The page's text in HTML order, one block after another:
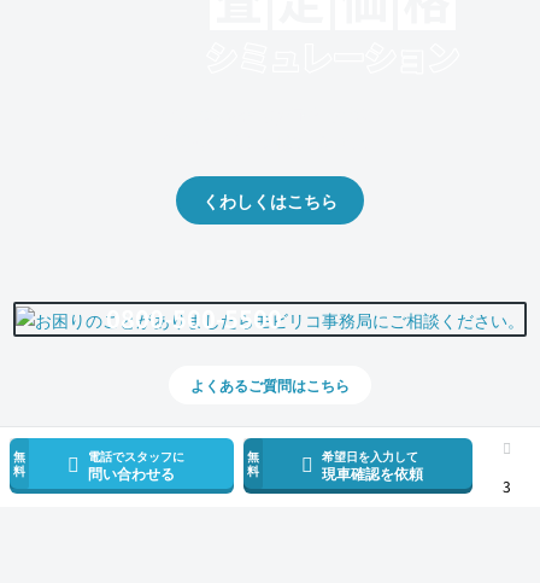
無
料
電話でスタッフに
問い合わせる
無
料
希望日を入力して
現車確認を依頼
3
くわしくはこちら
0800-500-5500
よくあるご質問はこちら